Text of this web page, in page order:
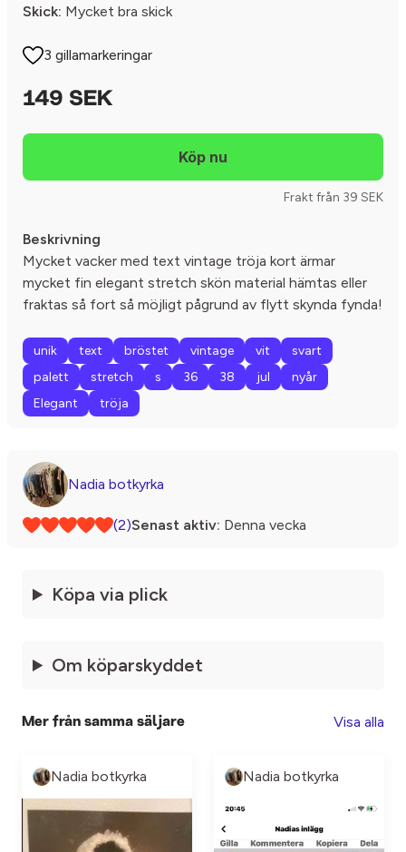
Skick: Mycket bra skick
3 gillamarkeringar
149 SEK
Frakt från 39 SEK
Beskrivning
Mycket vacker med text vintage tröja kort ärmar
mycket fin elegant stretch skön material hämtas eller
fraktas så fort så möjligt pågrund av flytt skynda fynda!
unik text bröstet vintage vit
svart
palett
stretch s 36 38 jul
nyår
Elegant
tröja
Nadia botkyrka
(2)Senast aktiv: Denna vecka
Köpa via plick
Om köparskyddet
Mer från samma säljare Visa alla
Nadia botkyrka Nadia botkyrka